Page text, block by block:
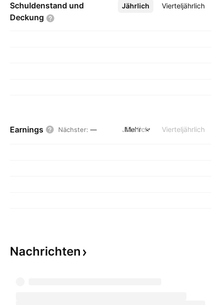
Schuldenstand und
Deckung
Jährlich Vierteljährlich
Mehr
Earnings Nächster: — Jährlich Vierteljährlich
Mehr
Nachrichten